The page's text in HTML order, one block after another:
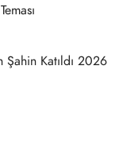
Şahin Katıldı 2026